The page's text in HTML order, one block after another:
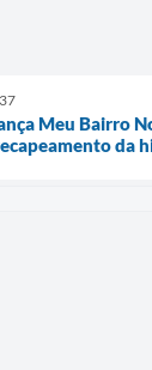
Meu Bairro
da